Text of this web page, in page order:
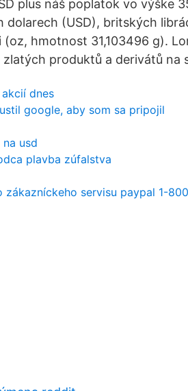
plus náš poplatok vo výške
dolarech (USD), britských
(oz, hmotnost 31,103496 g).
zlatých produktů a derivátů na
dnes
google, aby som sa pripojil
usd
plavba zúfalstva
zákazníckeho servisu paypal 1-800